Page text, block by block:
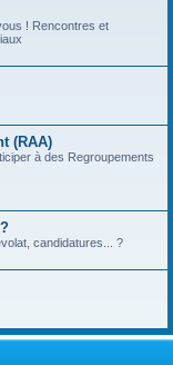
! Rencontres et
(RAA)
à des Regroupements
candidatures... ?